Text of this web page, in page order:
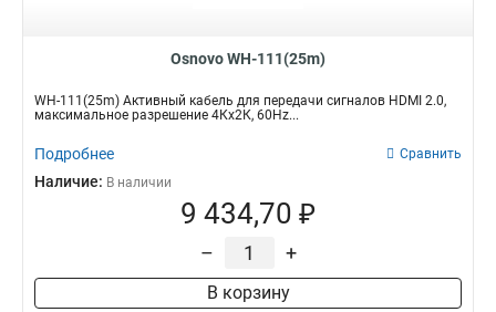
Osnovo WH-111(25m)
WH-111(25m) Активный кабель для передачи сигналов HDMI 2.0,
максимальное разрешение 4Кх2К, 60Hz...
Подробнее Сравнить
Наличие: В наличии
9 434,70 ₽
– +
В корзину